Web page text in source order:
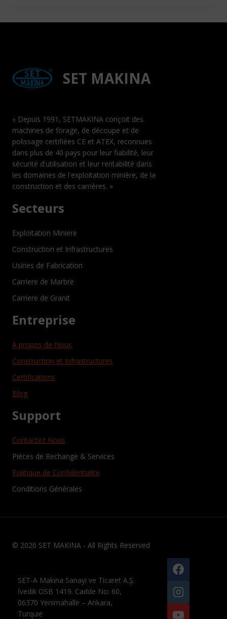
SET MAKINA
« Depuis 1991, SETMAKINA conçoit des
machines de forage, de découpe et de
polissage certifiées CE et ATEX, reconnues
dans plus de 40 pays pour leur fiabilité, leur
sécurité d'utilisation et leur rentabilité dans
les domaines de l'exploitation minière, de la
construction et des carrières. »
Secteurs
Exploitation Miniere
Construction et Infrastructures
Usines de Fabrication
Carriere de Marbre
Carriere de Granit
Entreprise
A propos de Nous
Construction et Infrastructures
Certifications
Blog
Support
Contactez Nous
Pièces de Rechange & Services
Politique de Confidentialite
Conditions Générales
© 2026 SET MAKINA - All Rights Reserved
SET-A Makina Sanayi ve Ticaret A.Ş.
İvedik OSB 1419. Cadde No: 60,
06370 Yenimahalle – Ankara,
Turquie